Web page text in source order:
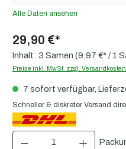
Alle Daten ansehen
29,90 €*
Inhalt: 3 Samen (9,97 €* / 1
Preise inkl. MwSt. zzgl. Versandkosten
7 sofort verfügbar,
Schneller & diskreter Versand
Produkt Anzahl: Gib den